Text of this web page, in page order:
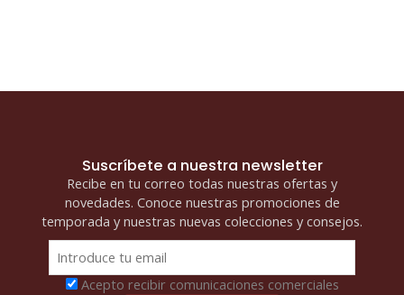
Suscríbete a nuestra newsletter
Recibe en tu correo todas nuestras ofertas y
novedades. Conoce nuestras promociones de
temporada y nuestras nuevas colecciones y consejos.
Acepto recibir comunicaciones comerciales